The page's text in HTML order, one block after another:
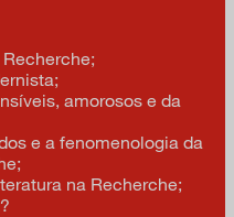
amorosos e da
e a fenomenologia da
na Recherche;